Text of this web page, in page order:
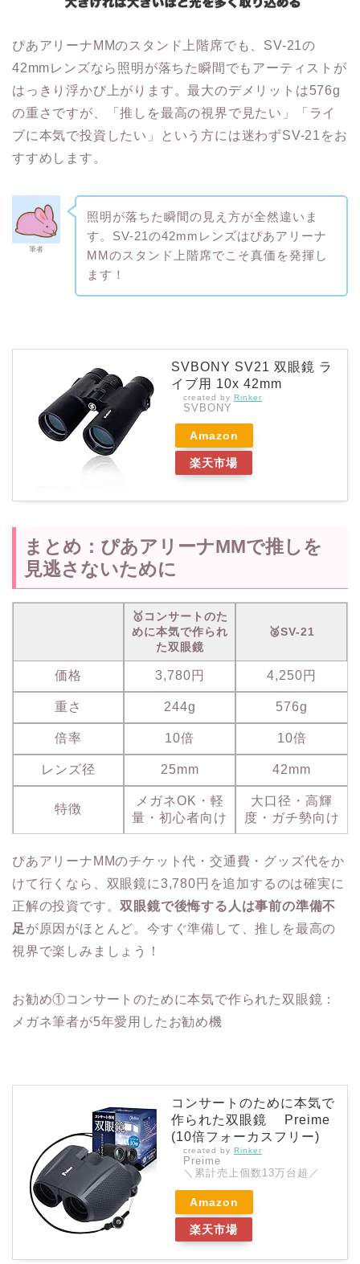
ぴあアリーナMMのスタンド上階席でも、SV-21の
42mmレンズなら照明が落ちた瞬間でもアーティストが
はっきり浮かび上がります。最大のデメリットは576g
の重さですが、「推しを最高の視界で見たい」「ライ
ブに本気で投資したい」という方には迷わずSV-21をお
すすめします。
筆者
照明が落ちた瞬間の見え方が全然違いま
す。SV-21の42mmレンズはぴあアリーナ
MMのスタンド上階席でこそ真価を発揮し
ます！
SVBONY SV21 双眼鏡 ラ
イブ用 10x 42mm
created by Rinker
SVBONY
Amazon
楽天市場
まとめ：ぴあアリーナMMで推しを
見逃さないために
🥇コンサートのた
めに本気で作られ
た双眼鏡
🥈SV-21
価格 3,780円 4,250円
重さ 244g 576g
倍率 10倍 10倍
レンズ径 25mm 42mm
特徴
メガネOK・軽
量・初心者向け
大口径・高輝
度・ガチ勢向け
ぴあアリーナMMのチケット代・交通費・グッズ代をか
けて行くなら、双眼鏡に3,780円を追加するのは確実に
正解の投資です。双眼鏡で後悔する人は事前の準備不
足 が原因がほとんど。今すぐ準備して、推しを最高の
視界で楽しみましょう！
お勧め①コンサートのために本気で作られた双眼鏡：
メガネ筆者が5年愛用したお勧め機
コンサートのために本気で
作られた双眼鏡 Preime
(10倍フォーカスフリー)
created by Rinker
Preime
＼累計売上個数13万台超／
Amazon
楽天市場